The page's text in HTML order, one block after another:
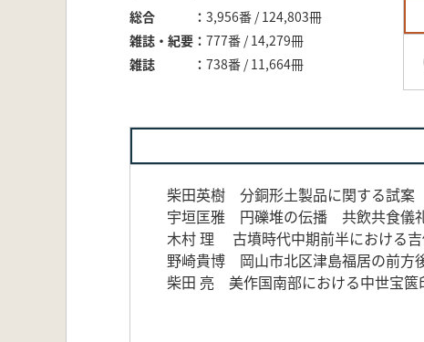
総合
3,956番 / 124,803冊
雑誌・紀要
777番 / 14,279冊
雑誌
738番 / 11,664冊
柴田英樹 分銅形土製品に関する試
宇垣匡雅 円礫堆の伝播 共
木村 理 古墳時代中期前半における
野崎貴博 岡山市北区津島福居の前
柴田 亮 美作国南部における中世宝篋